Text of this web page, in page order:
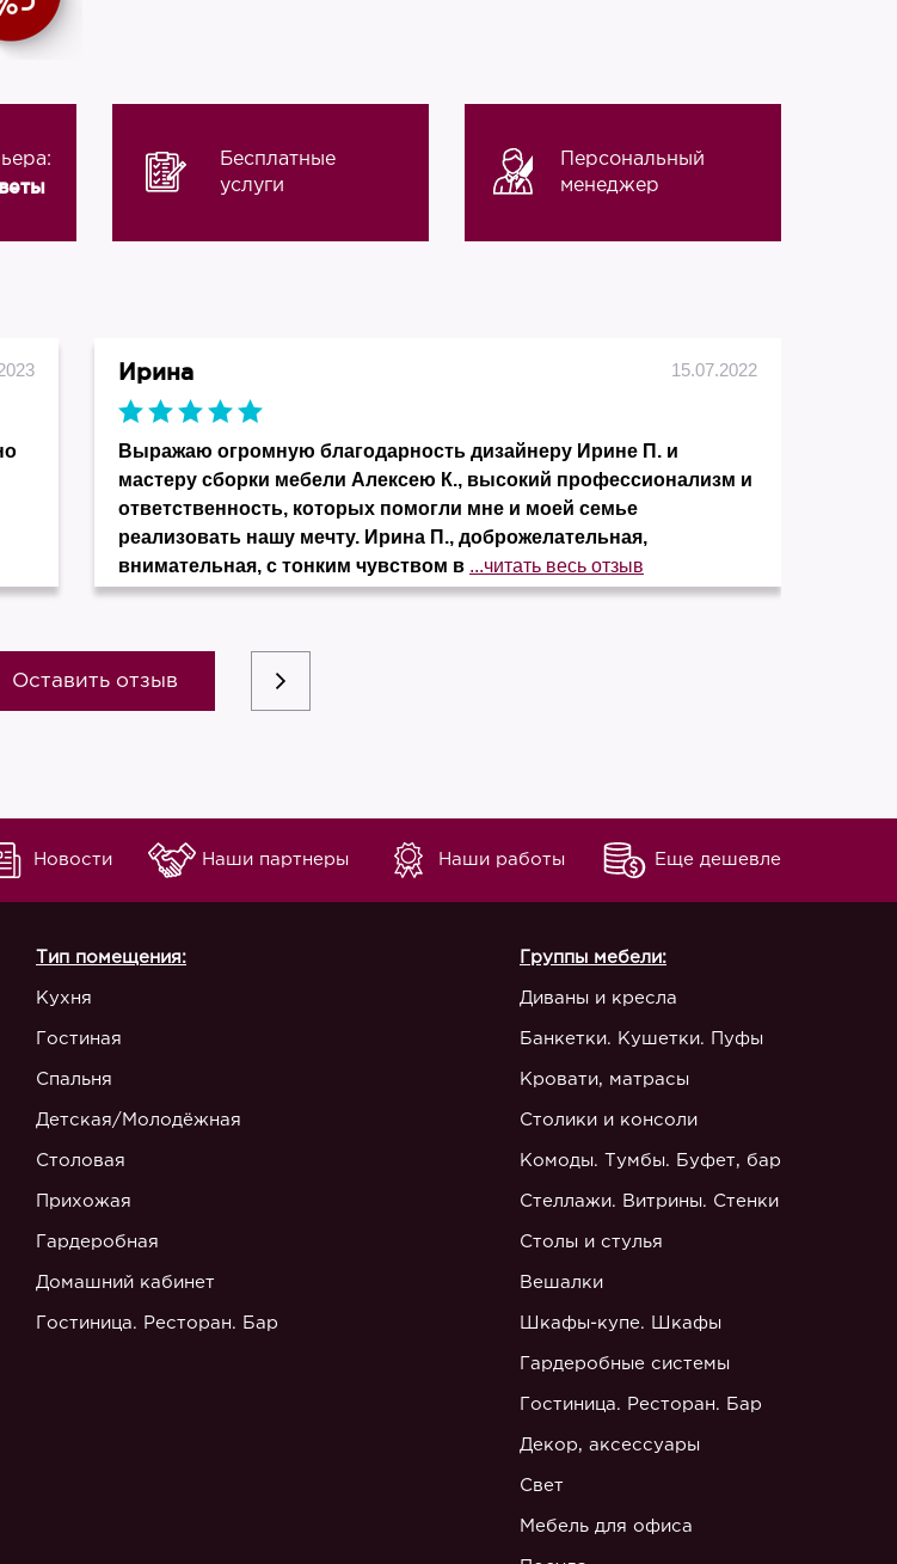
Бесплатные
услуги
Персональный
менеджер
Ирина 15.07.2022
Выражаю огромную благодарность дизайнеру Ирине П. и
мастеру сборки мебели Алексею К., высокий профессионализм и
ответственность, которых помогли мне и моей семье
реализовать нашу мечту. Ирина П., доброжелательная,
внимательная, с тонким чувством в ...читать весь отзыв
Оставить отзыв
Новости Наши партнеры Наши работы Еще дешевле
Тип помещения:
Кухня
Гостиная
Спальня
Детская/Молодёжная
Столовая
Прихожая
Гардеробная
Домашний кабинет
Гостиница. Ресторан. Бар
Группы мебели:
Диваны и кресла
Банкетки. Кушетки. Пуфы
Кровати, матрасы
Столики и консоли
Комоды. Тумбы. Буфет, бар
Стеллажи. Витрины. Стенки
Столы и стулья
Вешалки
Шкафы-купе. Шкафы
Гардеробные системы
Гостиница. Ресторан. Бар
Декор, аксессуары
Свет
Мебель для офиса